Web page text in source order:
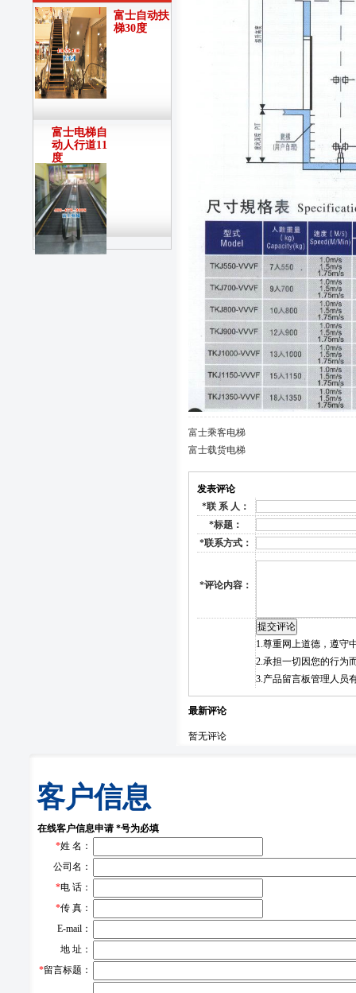
富士自动扶
梯30度
富士电梯自
动人行道11
度
富士乘客电梯
富士载货电梯
发表评论
*联 系 人：
*标题：
*联系方式：
*评论内容：
1.尊重网上道德，遵守
2.承担一切因您的行为
3.产品留言板管理人员
最新评论
暂无评论
客户信息
在线客户信息申请 *号为必填
*姓 名：
公司名：
*电 话：
*传 真：
E-mail：
地 址：
*留言标题：